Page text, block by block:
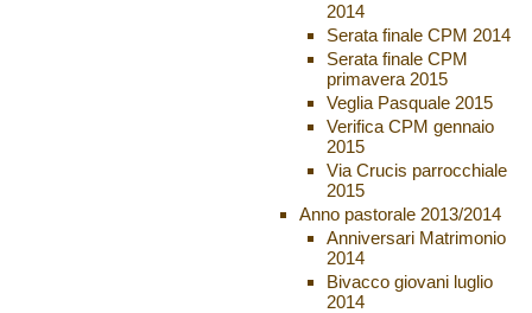
2014
Serata finale CPM 2014
Serata finale CPM
primavera 2015
Veglia Pasquale 2015
Verifica CPM gennaio
2015
Via Crucis parrocchiale
2015
Anno pastorale 2013/2014
Anniversari Matrimonio
2014
Bivacco giovani luglio
2014